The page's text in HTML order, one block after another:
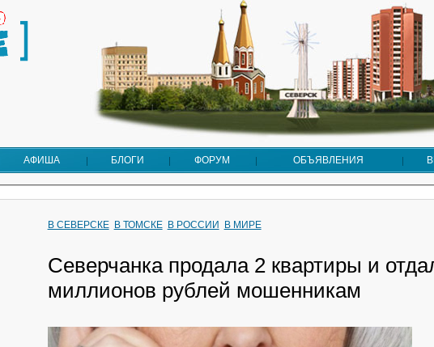
АФИША БЛОГИ ФОРУМ ОБЪЯВЛЕНИЯ
В СЕВЕРСКЕ В ТОМСКЕ В РОССИИ В МИРЕ
Северчанка продала 2 квартиры и
миллионов рублей мошенникам